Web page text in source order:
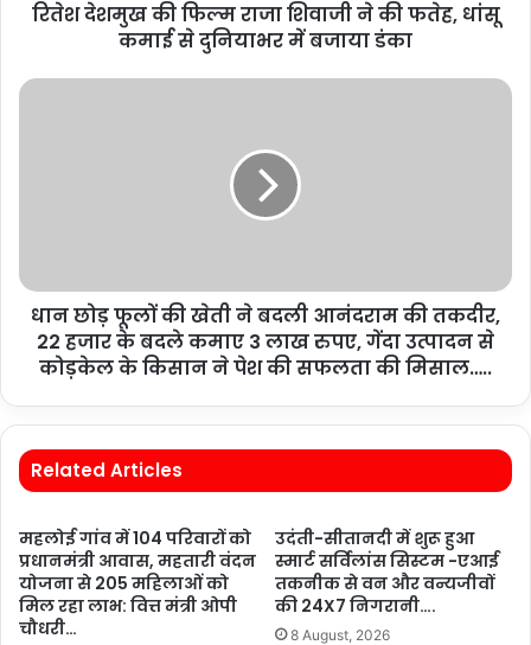
रितेश देशमुख की फिल्म राजा शिवाजी ने की फतेह, धांसू
कमाई से दुनियाभर में बजाया डंका
धान छोड़ फूलों की खेती ने बदली आनंदराम की तकदीर,
22 हजार के बदले कमाए 3 लाख रुपए, गेंदा उत्पादन से
कोड़केल के किसान ने पेश की सफलता की मिसाल…..
Related Articles
महलोई गांव में 104 परिवारों को
प्रधानमंत्री आवास, महतारी वंदन
योजना से 205 महिलाओं को
मिल रहा लाभ: वित्त मंत्री ओपी
चौधरी…
उदंती-सीतानदी में शुरू हुआ
स्मार्ट सर्विलांस सिस्टम -एआई
तकनीक से वन और वन्यजीवों
की 24X7 निगरानी….
8 August, 2026